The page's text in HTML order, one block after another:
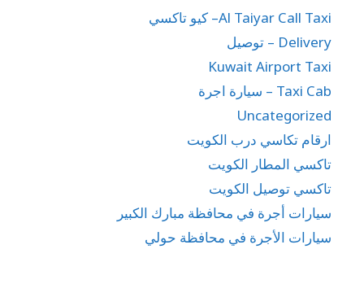
Al Taiyar Call Taxi– كيو تاكسي
Delivery – توصيل
Kuwait Airport Taxi
Taxi Cab – سيارة اجرة
Uncategorized
ارقام تكاسي درب الكويت
تاكسي المطار الكويت
تاكسي توصيل الكويت
سيارات أجرة في محافظة مبارك الكبير
سيارات الأجرة في محافظة حولي